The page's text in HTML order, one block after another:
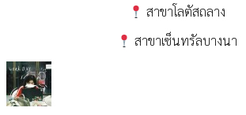
สาขาโลตัสถลาง
สาขาเซ็นทรัลบางนา